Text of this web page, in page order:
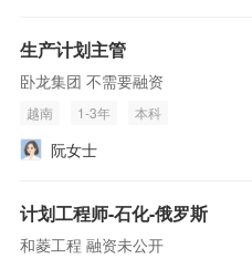
生产计划主管
卧龙集团 不需要融资
越南 1-3年 本科
阮女士
计划工程师-石化-俄罗斯
和菱工程 融资未公开